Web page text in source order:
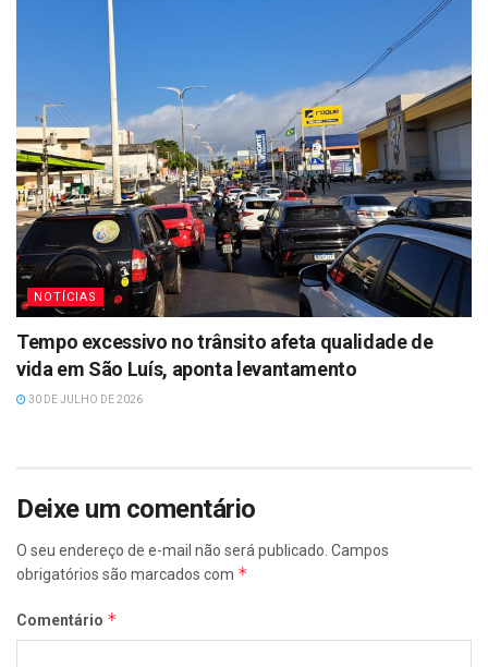
NOTÍCIAS
Tempo excessivo no trânsito afeta qualidade de
vida em São Luís, aponta levantamento
30 DE JULHO DE 2026
Deixe um comentário
O seu endereço de e-mail não será publicado. Campos
obrigatórios são marcados com *
Comentário *